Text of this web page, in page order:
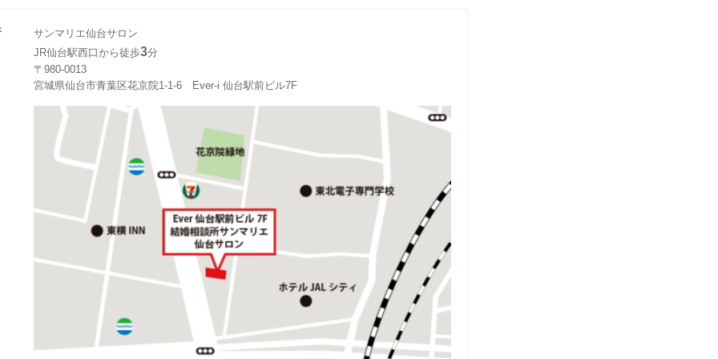
サンマリエ仙台サロン
JR仙台駅西口から徒歩3分
〒980-0013
宮城県仙台市青葉区花京院1-1-6 Ever-i 仙台駅前ビル7F